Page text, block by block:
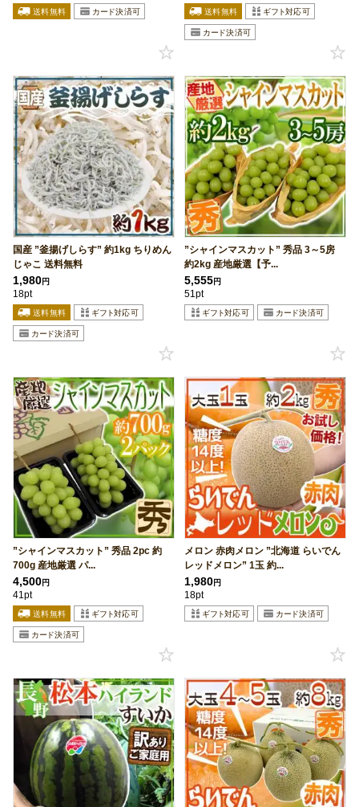
国産 ”釜揚げしらす” 約1kg ちりめん
じゃこ 送料無料
1,980円
18pt
”シャインマスカット” 秀品 3～5房
約2kg 産地厳選【予...
5,555円
51pt
”シャインマスカット” 秀品 2pc 約
700g 産地厳選 パ...
4,500円
41pt
メロン 赤肉メロン ”北海道 らいでん
レッドメロン” 1玉 約...
1,980円
18pt